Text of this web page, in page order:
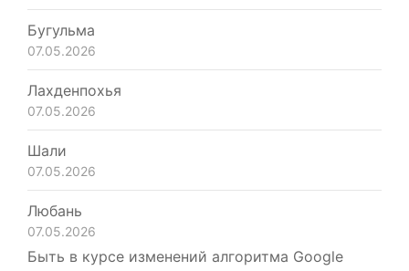
Бугульма
07.05.2026
Лахденпохья
07.05.2026
Шали
07.05.2026
Любань
07.05.2026
Быть в курсе изменений алгоритма Google